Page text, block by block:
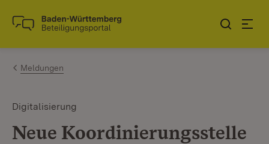
Zum Inhalt springen
Link zur Startseite
Meldungen
Digitalisierung
Neue Koordinierungsstelle